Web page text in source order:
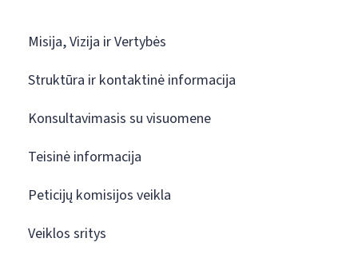
Misija, Vizija ir Vertybės
Struktūra ir kontaktinė informacija
Konsultavimasis su visuomene
Teisinė informacija
Peticijų komisijos veikla
Veiklos sritys